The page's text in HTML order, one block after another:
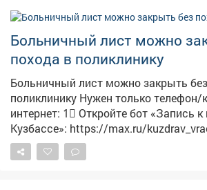
Больничный лист можно
похода в поликлинику
Больничный лист можно закрыть
поликлинику Нужен только телефон/компьютер и
интернет: 1⃣ Откройте бот «Запись к врачу в
Кузбассе»: https://max.ru/
Подтвердите вход через Госуслуги 3⃣ Выберите
«Телемедицинская консультация» 4⃣ Профиль -